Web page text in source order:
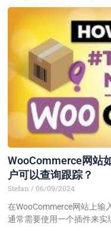
e o r
a
m
i
n
WooCommerce网站
户可以查询跟踪？
Stefan
06/09/2024
在WooCommerce网站上输
通常需要使用一个插件来实